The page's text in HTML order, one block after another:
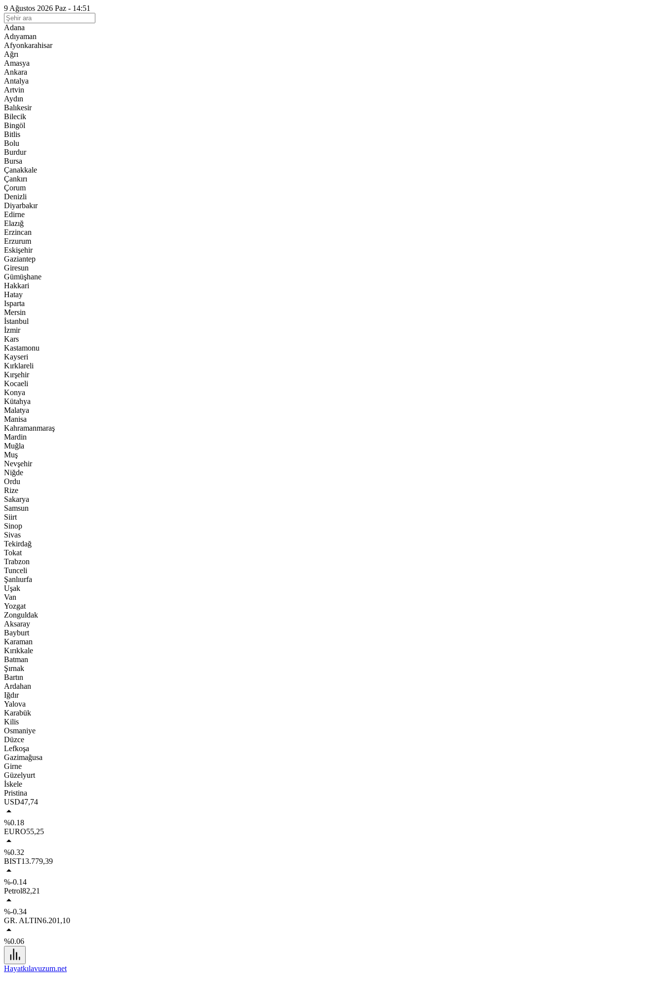
9 Ağustos 2026 Paz - 14:51
Adana
Adıyaman
Afyonkarahisar
Ağrı
Amasya
Ankara
Antalya
Artvin
Aydın
Balıkesir
Bilecik
Bingöl
Bitlis
Bolu
Burdur
Bursa
Çanakkale
Çankırı
Çorum
Denizli
Diyarbakır
Edirne
Elazığ
Erzincan
Erzurum
Eskişehir
Gaziantep
Giresun
Gümüşhane
Hakkari
Hatay
Isparta
Mersin
İstanbul
İzmir
Kars
Kastamonu
Kayseri
Kırklareli
Kırşehir
Kocaeli
Konya
Kütahya
Malatya
Manisa
Kahramanmaraş
Mardin
Muğla
Muş
Nevşehir
Niğde
Ordu
Rize
Sakarya
Samsun
Siirt
Sinop
Sivas
Tekirdağ
Tokat
Trabzon
Tunceli
Şanlıurfa
Uşak
Van
Yozgat
Zonguldak
Aksaray
Bayburt
Karaman
Kırıkkale
Batman
Şırnak
Bartın
Ardahan
Iğdır
Yalova
Karabük
Kilis
Osmaniye
Düzce
Lefkoşa
Gazimağusa
Girne
Güzelyurt
İskele
Pristina
USD47,74
%0.18
EURO55,25
%0.32
BIST13.779,39
%-0.14
Petrol82,21
%-0.34
GR. ALTIN6.201,10
%0.06
Hayatkılavuzum.net